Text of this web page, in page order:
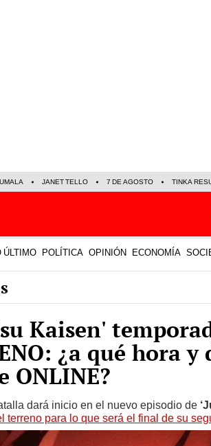
JANET TELLO 7 DE AGOSTO TINKA
ÚLTIMO POLÍTICA OPINIÓN ECONOMÍA
Kaisen'
¿a qué hora
ONLINE?
dará inicio en el nuevo episodio de
terreno para lo que será el final de su